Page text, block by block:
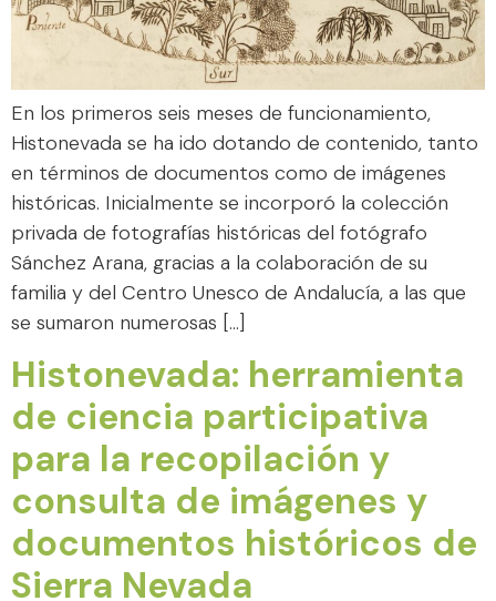
En los primeros seis meses de funcionamiento,
Histonevada se ha ido dotando de contenido, tanto
en términos de documentos como de imágenes
históricas. Inicialmente se incorporó la colección
privada de fotografías históricas del fotógrafo
Sánchez Arana, gracias a la colaboración de su
familia y del Centro Unesco de Andalucía, a las que
se sumaron numerosas […]
Histonevada: herramienta
de ciencia participativa
para la recopilación y
consulta de imágenes y
documentos históricos de
Sierra Nevada